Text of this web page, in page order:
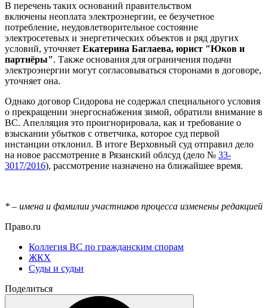
В перечень таких оснований правительством
включены неоплата электроэнергии, ее безучетное
потребление, неудовлетворительное состояние
электросетевых и энергетических объектов и ряд других
условий, уточняет Екатерина Баглаева, юрист "Юков и
партнёры". Также основания для ограничения подачи
электроэнергии могут согласовываться сторонами в договоре,
уточняет она.
Однако договор Сидорова не содержал специального условия
о прекращении энергоснабжения зимой, обратили внимание в
ВС. Апелляция это проигнорировала, как и требование о
взыскании убытков с ответчика, которое суд первой
инстанции отклонил. В итоге Верховный суд отправил дело
на новое рассмотрение в Рязанский облсуд (дело № 33-
3017/2016), рассмотрение назначено на ближайшее время.
* – имена и фамилии участников процесса изменены редакцией
Право.ru
Коллегия ВС по гражданским спорам
ЖКХ
Суды и судьи
Поделиться